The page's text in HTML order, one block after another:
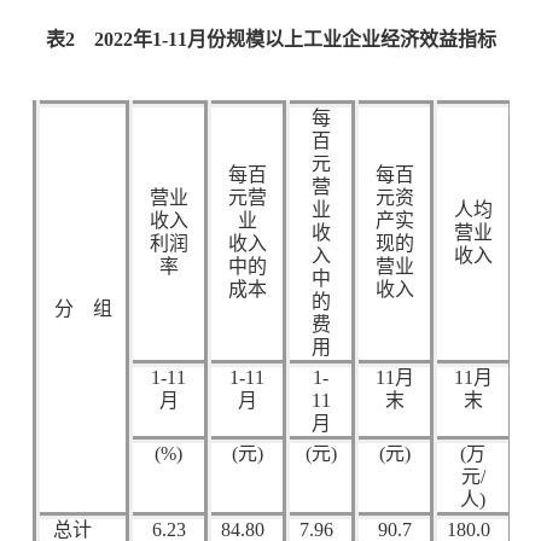
表2 2022年1-11 月份规模以上工业企业经济效益指标
分 组
营业
收入
利润
率
每百
元营
业
收入
中的
成本
每
百
元
营
业
收
入
中
的
费
用
每百
元资
产实
现的
营业
收入
人均
营业
收入
1-11
月
1-11
月
1-
11
月
11 月
末
11 月
末
(%)
(元) (元) (元) (万
元/
人)
总计 6.23 84.80 7.96 90.7 180.0